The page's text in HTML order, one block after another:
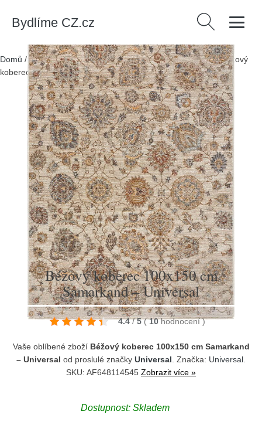
Bydlíme CZ.cz Vyhledávání
Domů /Produkty/> Textil > Koberce a rohožky > Koberce/Béžový
koberec 100x150 cm Samarkand – Universal
Béžový koberec 100x150 cm
Samarkand – Universal
4.4 / 5 ( 10 hodnocení)
Vaše oblíbené zboží Béžový koberec 100x150 cm Samarkand
– Universal od proslulé značky Universal . Značka: Universal
SKU: AF648114545 Zobrazit více »
Dostupnost: Skladem